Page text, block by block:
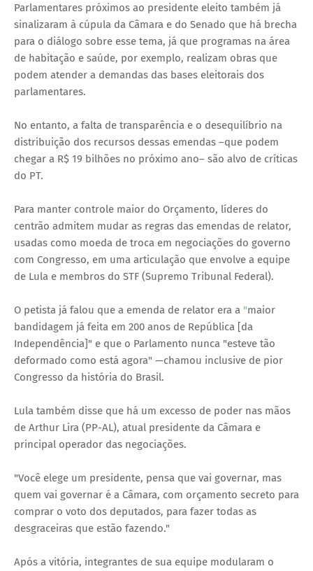
Parlamentares próximos ao presidente eleito também já
sinalizaram à cúpula da Câmara e do Senado que há brecha
para o diálogo sobre esse tema, já que programas na área
de habitação e saúde, por exemplo, realizam obras que
podem atender a demandas das bases eleitorais dos
parlamentares.
No entanto, a falta de transparência e o desequilíbrio na
distribuição dos recursos dessas emendas –que podem
chegar a R$ 19 bilhões no próximo ano– são alvo de críticas
do PT.
Para manter controle maior do Orçamento, líderes do
centrão admitem mudar as regras das emendas de relator,
usadas como moeda de troca em negociações do governo
com Congresso, em uma articulação que envolve a equipe
de Lula e membros do STF (Supremo Tribunal Federal).
O petista já falou que a emenda de relator era a "maior
bandidagem já feita em 200 anos de República [da
Independência]" e que o Parlamento nunca "esteve tão
deformado como está agora" —chamou inclusive de pior
Congresso da história do Brasil.
Lula também disse que há um excesso de poder nas mãos
de Arthur Lira (PP-AL), atual presidente da Câmara e
principal operador das negociações.
"Você elege um presidente, pensa que vai governar, mas
quem vai governar é a Câmara, com orçamento secreto para
comprar o voto dos deputados, para fazer todas as
desgraceiras que estão fazendo."
Após a vitória, integrantes de sua equipe modularam o